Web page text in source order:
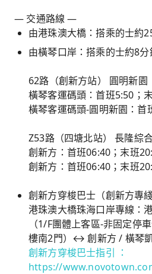
— 交通路線 —
由港珠澳大橋：搭乘的士約
由橫琴口岸：搭乘的士約8分
62路（創新方站） 圓明新園
橫琴客運碼頭：首班5:50；
橫琴客運碼頭-圓明新園：首
Z53路（四塘北站） 長隆綜
創新方：首班06:40；末班
創新方：首班06:40；末班
創新方穿梭巴士（創新方專綫
港珠澳大橋珠海口岸專線：
（1/F團體上客區-非固定
樓南2門）↔ 創新方 / 橫琴
創新方穿梭巴士指引 ：
https://